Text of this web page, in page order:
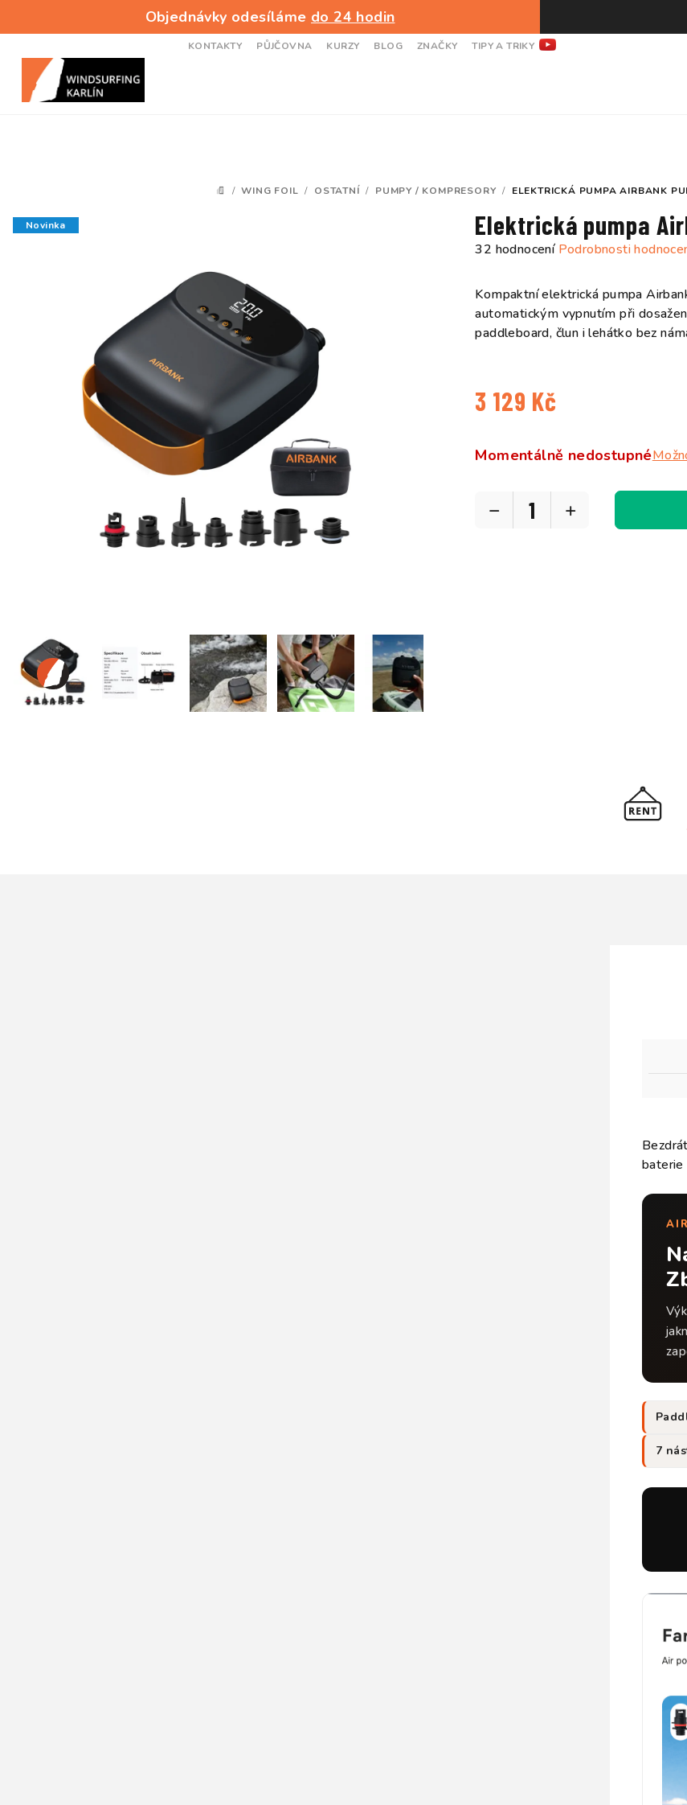
Objednávky odesíláme do 24 hodin
KONTAKTY PŮJČOVNA KURZY BLOG ZNAČKY TIPY A TRIKY
DOMŮ
/ WING FOIL / OSTATNÍ / PUMPY / KOMPRESORY / ELEKTRICKÁ PUMPA AIRBANK
Elektrická pumpa
Průměrné
produktu
z
32 hodnocení Podrobnosti
Kompaktní elektrická pumpa
automatickým vypnutím při
paddleboard, člun i lehátko bez
3 129 Kč
cena:
Momentálně nedostupné
+
−
Novinka
baterie
7